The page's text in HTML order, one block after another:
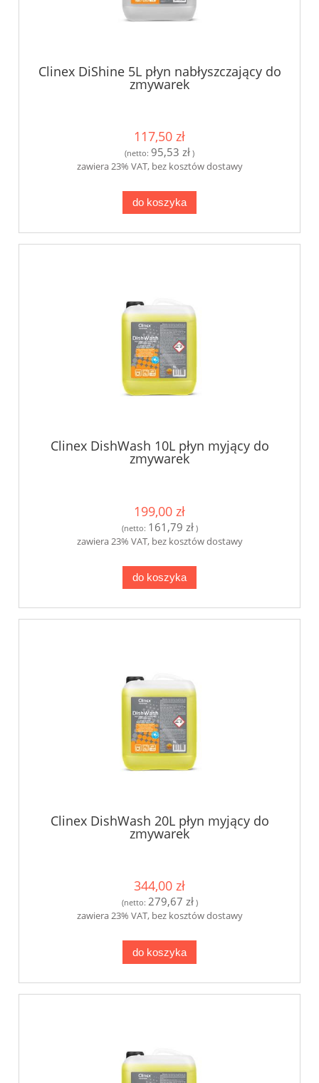
Clinex DiShine 5L płyn nabłyszczający do
zmywarek
117,50 zł
(netto: 95,53 zł )
zawiera 23% VAT, bez kosztów dostawy
do koszyka
Clinex DishWash 10L płyn myjący do
zmywarek
199,00 zł
(netto: 161,79 zł)
zawiera 23% VAT, bez kosztów dostawy
do koszyka
Clinex DishWash 20L płyn myjący do
zmywarek
344,00 zł
(netto: 279,67 zł)
zawiera 23% VAT, bez kosztów dostawy
do koszyka